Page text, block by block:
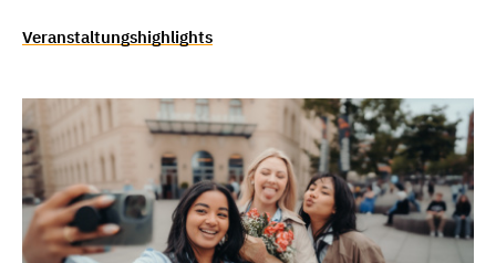
Veranstaltungshighlights